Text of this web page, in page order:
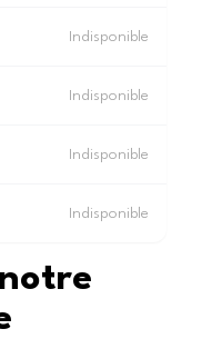
Indisponible
Indisponible
Indisponible
Indisponible